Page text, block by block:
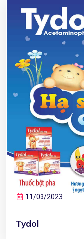
11/03/2023
Tydol